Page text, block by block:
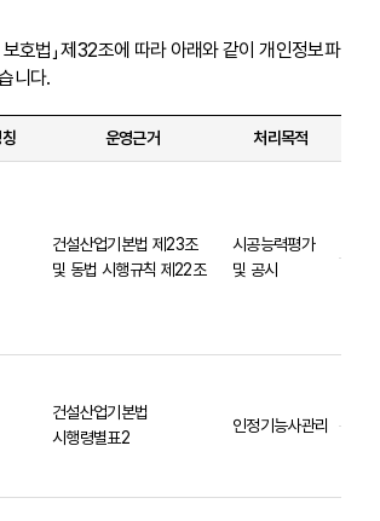
보호법」 제32조에 따라 아래와 같이 개인정보파
니다.
운영근거 처리목적
건설산업기본법 제23조
및 동법 시행규칙 제22조
시공능력평가
및 공시
건설산업기본법
시행령별표2
인정기능사관리